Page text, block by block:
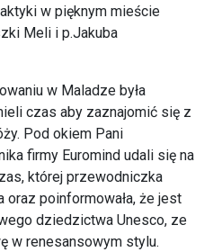
w pięknym mieście
Meli i p.Jakuba
w Maladze była
czas aby zaznajomić się z
Pod okiem Pani
firmy Euromind udali się na
której przewodniczka
oraz poinformowała, że jest
dziedzictwa Unesco, ze
w renesansowym stylu.